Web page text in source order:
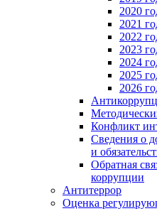
2020
2021
2022
2023
2024
2025
2026
Конфликт
Сведения о
и
Обратная
коррупции
Антитеррор
Оценка